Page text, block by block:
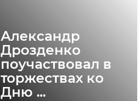
Александр
Дрозденко
поучаствовал в
торжествах ко
Дню ...